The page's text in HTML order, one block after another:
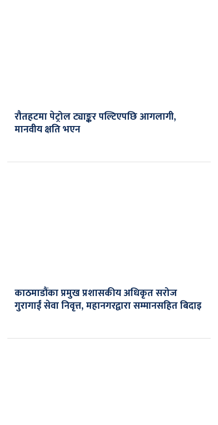
रौतहटमा पेट्रोल ट्याङ्कर पल्टिएपछि आगलागी,
मानवीय क्षति भएन
काठमाडौंका प्रमुख प्रशासकीय अधिकृत सरोज
गुरागाईं सेवा निवृत्त, महानगरद्वारा सम्मानसहित बिदाइ